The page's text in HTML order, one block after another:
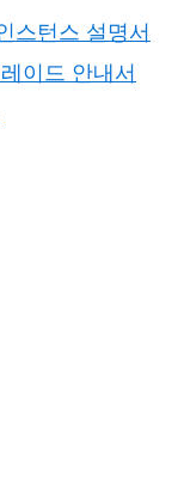
스턴스 설명서
이드 안내서